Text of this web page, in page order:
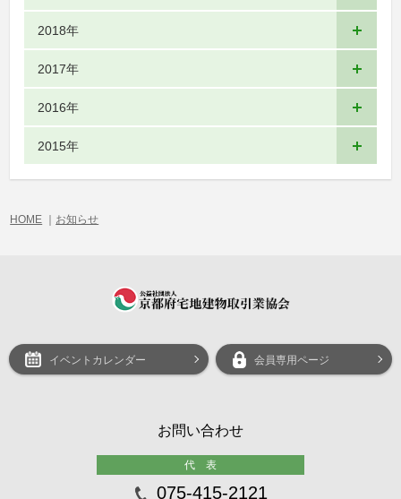
2018年
2017年
2016年
2015年
HOME ｜ お知らせ
イベントカレンダー 会員専用ページ
お問い合わせ
代 表
075-415-2121